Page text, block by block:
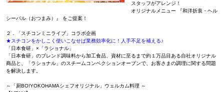
スタッフがアレンジ！
オリジナルメニュー 『和洋折衷・ヘル
シーバル（おつまみ）』 をご提案！
２．「スチコンミニライブ」コラボ企画
★スチコンをかしこく使いこなせば業務効率化に！人手不足を補える♪
「日本食研」×「ラショナル」
「日本食研」のブレンド調味料から加工食品、資材に至るまで約１万品目ある自社オリジナル
商品と、「ラショナル」のスチームコンベクションオーブンで、お客さまの調理に関する問題
を解決します。
～「厨BO!YOKOHAMAシェフオリジナル」ウェルカム料理 ～